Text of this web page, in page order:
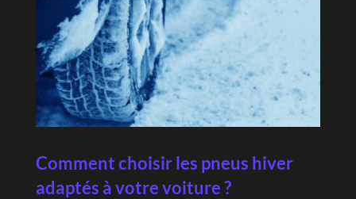
Comment choisir les pneus hiver
adaptés à votre voiture ?